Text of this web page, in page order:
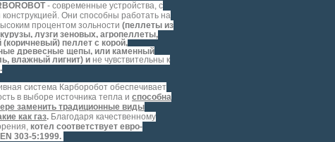
- современные устройства, с
конструкцией. Они способны работать на
процентом зольности (пеллеты из
лузги зеновых, агропеллеты,
пеллет с корой,
древесные щепы, или каменный
влажный лигнит) и не чувствительны к
.
система Карборобот обеспечивает
в выборе источника тепла и способна
заменить традиционные виды
как газ. Благодаря качественному
котел соответствует евро-
303-5:1999.